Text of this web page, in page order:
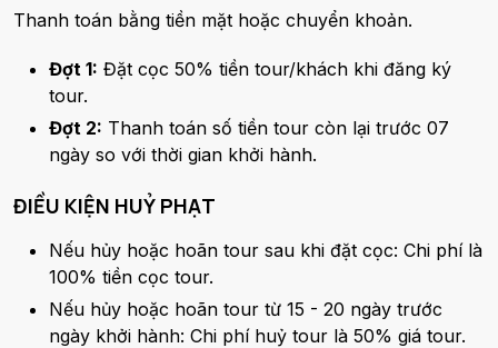
Thanh toán bằng tiền mặt hoặc chuyển khoản.
Đợt 1: Đặt cọc 50% tiền tour/khách khi đăng ký
tour.
Đợt 2: Thanh toán số tiền tour còn lại trước 07
ngày so với thời gian khởi hành.
ĐIỀU KIỆN HUỶ PHẠT
Nếu hủy hoặc hoãn tour sau khi đặt cọc: Chi phí là
100% tiền cọc tour.
Nếu hủy hoặc hoãn tour từ 15 - 20 ngày trước
ngày khởi hành: Chi phí huỷ tour là 50% giá tour.